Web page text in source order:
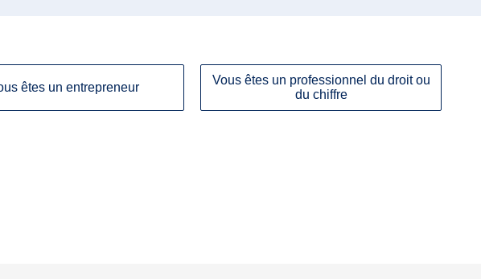
êtes un entrepreneur
Vous êtes un professionnel du droit ou
du chiffre